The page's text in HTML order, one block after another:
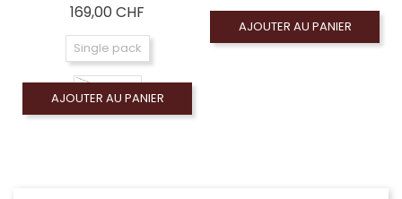
169,00 CHF
Single pack
AJOUTER AU PANIER
AJOUTER AU PANIER